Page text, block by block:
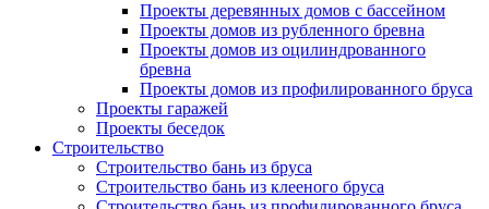
Проекты деревянных домов с бассейном
Проекты домов из рубленного бревна
Проекты домов из оцилиндрованного
бревна
Проекты домов из профилированного бруса
Проекты гаражей
Проекты беседок
Строительство
Строительство бань из бруса
Строительство бань из клееного бруса